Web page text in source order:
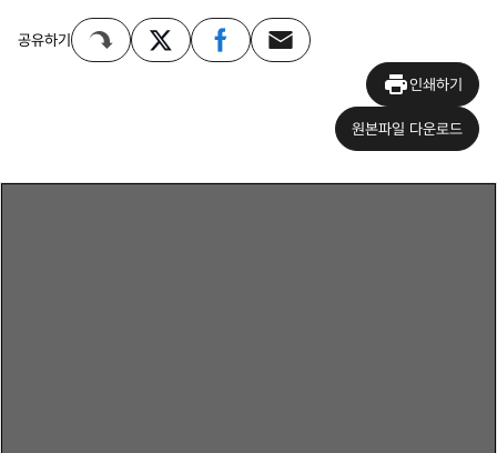
공유하기
인쇄하기
원본파일 다운로드